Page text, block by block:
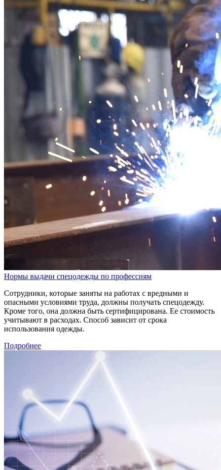
Нормы выдачи спецодежды по профессиям
Сотрудники, которые заняты на работах с вредными и
опасными условиями труда, должны получать спецодежду.
Кроме того, она должна быть сертифицирована. Ее стоимость
учитывают в расходах. Способ зависит от срока
использования одежды.
Подробнее